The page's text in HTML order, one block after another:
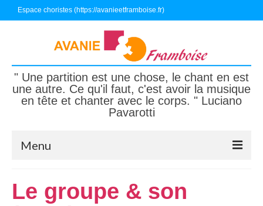
Espace choristes (https://avanieetframboise.fr)
" Une partition est une chose, le chant en est
une autre. Ce qu'il faut, c'est avoir la musique
en tête et chanter avec le corps. " Luciano
Pavarotti
Menu
Nous connaître
Le groupe & son